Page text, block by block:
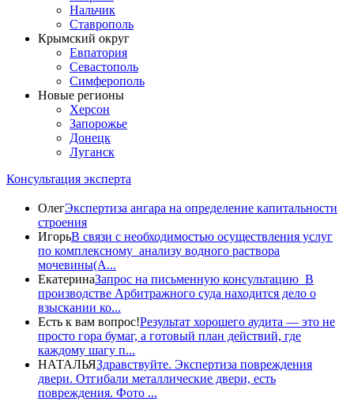
Нальчик
Ставрополь
Крымский округ
Евпатория
Севастополь
Симферополь
Новые регионы
Херсон
Запорожье
Донецк
Луганск
Консультация эксперта
ОлегЭкспертиза ангара на определение капитальности
строения
ИгорьВ связи с необходимостью осуществления услуг
по комплексному анализу водного раствора
мочевины(A...
ЕкатеринаЗапрос на письменную консультацию В
производстве Арбитражного суда находится дело о
взыскании ко...
Есть к вам вопрос!Результат хорошего аудита — это не
просто гора бумаг, а готовый план действий, где
каждому шагу п...
НАТАЛЬЯЗдравствуйте. Экспертиза повреждения
двери. Отгибали металлические двери, есть
повреждения. Фото ...